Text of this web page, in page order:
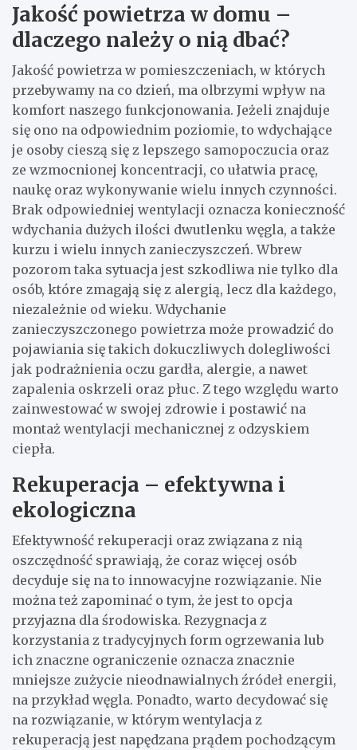
Jakość powietrza w domu –
dlaczego należy o nią dbać?
Jakość powietrza w pomieszczeniach, w których
przebywamy na co dzień, ma olbrzymi wpływ na
komfort naszego funkcjonowania. Jeżeli znajduje
się ono na odpowiednim poziomie, to wdychające
je osoby cieszą się z lepszego samopoczucia oraz
ze wzmocnionej koncentracji, co ułatwia pracę,
naukę oraz wykonywanie wielu innych czynności.
Brak odpowiedniej wentylacji oznacza konieczność
wdychania dużych ilości dwutlenku węgla, a także
kurzu i wielu innych zanieczyszczeń. Wbrew
pozorom taka sytuacja jest szkodliwa nie tylko dla
osób, które zmagają się z alergią, lecz dla każdego,
niezależnie od wieku. Wdychanie
zanieczyszczonego powietrza może prowadzić do
pojawiania się takich dokuczliwych dolegliwości
jak podrażnienia oczu gardła, alergie, a nawet
zapalenia oskrzeli oraz płuc. Z tego względu warto
zainwestować w swojej zdrowie i postawić na
montaż wentylacji mechanicznej z odzyskiem
ciepła.
Rekuperacja – efektywna i
ekologiczna
Efektywność rekuperacji oraz związana z nią
oszczędność sprawiają, że coraz więcej osób
decyduje się na to innowacyjne rozwiązanie. Nie
można też zapominać o tym, że jest to opcja
przyjazna dla środowiska. Rezygnacja z
korzystania z tradycyjnych form ogrzewania lub
ich znaczne ograniczenie oznacza znacznie
mniejsze zużycie nieodnawialnych źródeł energii,
na przykład węgla. Ponadto, warto decydować się
na rozwiązanie, w którym wentylacja z
rekuperacją jest napędzana prądem pochodzącym